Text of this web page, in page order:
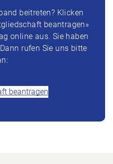
beitreten? Klicken
beantragen»
online aus. Sie haben
rufen Sie uns bitte
beantragen